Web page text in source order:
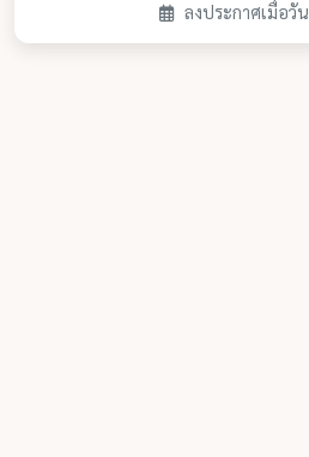
ลงประกาศเมื่อวั